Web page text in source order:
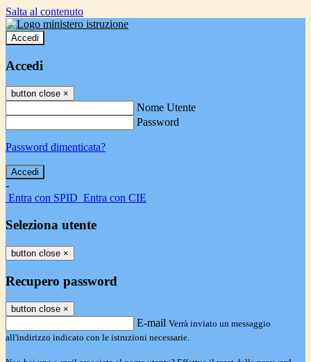
Salta al contenuto
Accedi
Accedi
button close ×
Nome Utente
Password
Password dimenticata?
-
Entra con SPID Entra con CIE
Seleziona utente
button close ×
Recupero password
button close ×
E-mail Verrà inviato un messaggio
all'indirizzo indicato con le istruzioni necessarie.